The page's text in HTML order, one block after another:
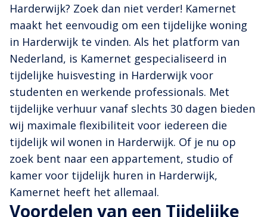
Harderwijk? Zoek dan niet verder! Kamernet
maakt het eenvoudig om een tijdelijke woning
in Harderwijk te vinden. Als het platform van
Nederland, is Kamernet gespecialiseerd in
tijdelijke huisvesting in Harderwijk voor
studenten en werkende professionals. Met
tijdelijke verhuur vanaf slechts 30 dagen bieden
wij maximale flexibiliteit voor iedereen die
tijdelijk wil wonen in Harderwijk. Of je nu op
zoek bent naar een appartement, studio of
kamer voor tijdelijk huren in Harderwijk,
Kamernet heeft het allemaal.
Voordelen van een Tijdelijke